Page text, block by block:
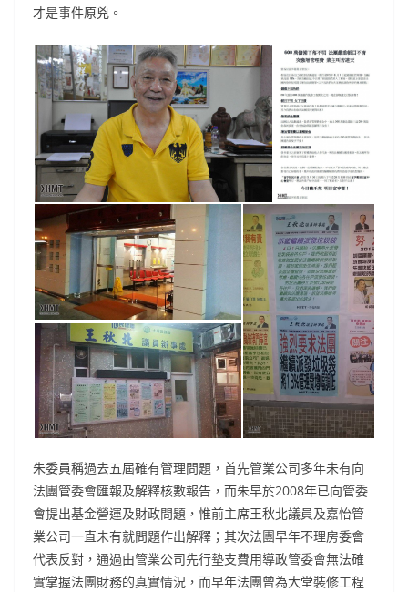
才是事件原兇。
朱委員稱過去五屆確有管理問題，首先管業公司多年未有向
法團管委會匯報及解釋核數報告，而朱早於2008年已向管委
會提出基金營運及財政問題，惟前主席王秋北議員及嘉怡管
業公司一直未有就問題作出解釋；其次法團早年不理房委會
代表反對，通過由管業公司先行墊支費用導政管委會無法確
實掌握法團財務的真實情況，而早年法團曾為大堂裝修工程